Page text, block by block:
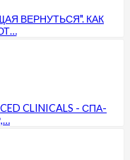
ВЕРНУТЬСЯ". КАК
CLINICALS - СПА-